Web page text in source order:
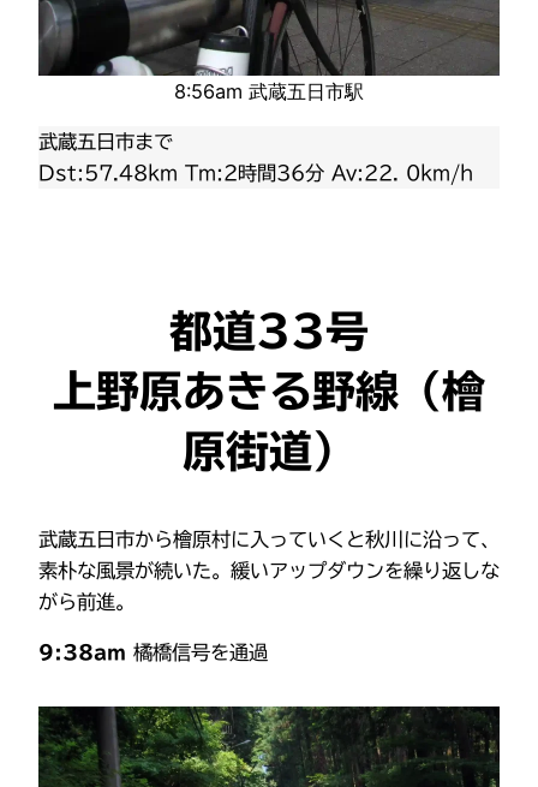
8:56am 武蔵五日市駅
武蔵五日市まで
Dst:57.48km Tm:2時間36分 Av:22. 0km/h
都道33号
上野原あきる野線（檜
原街道）
武蔵五日市から檜原村に入っていくと秋川に沿って、
素朴な風景が続いた。緩いアップダウンを繰り返しな
がら前進。
9:38am 橘橋信号を通過